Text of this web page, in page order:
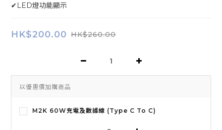
✔LED燈功能顯示
HK$200.00 HK$260.00
以優惠價加購商品
M2K 60W充電及數據線 (Type C To C)